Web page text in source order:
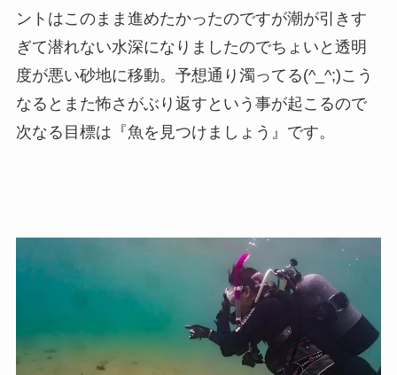
ントはこのまま進めたかったのですが潮が引きす
ぎて潜れない水深になりましたのでちょいと透明
度が悪い砂地に移動。予想通り濁ってる(^_^;)こう
なるとまた怖さがぶり返すという事が起こるので
次なる目標は『魚を見つけましょう』です。